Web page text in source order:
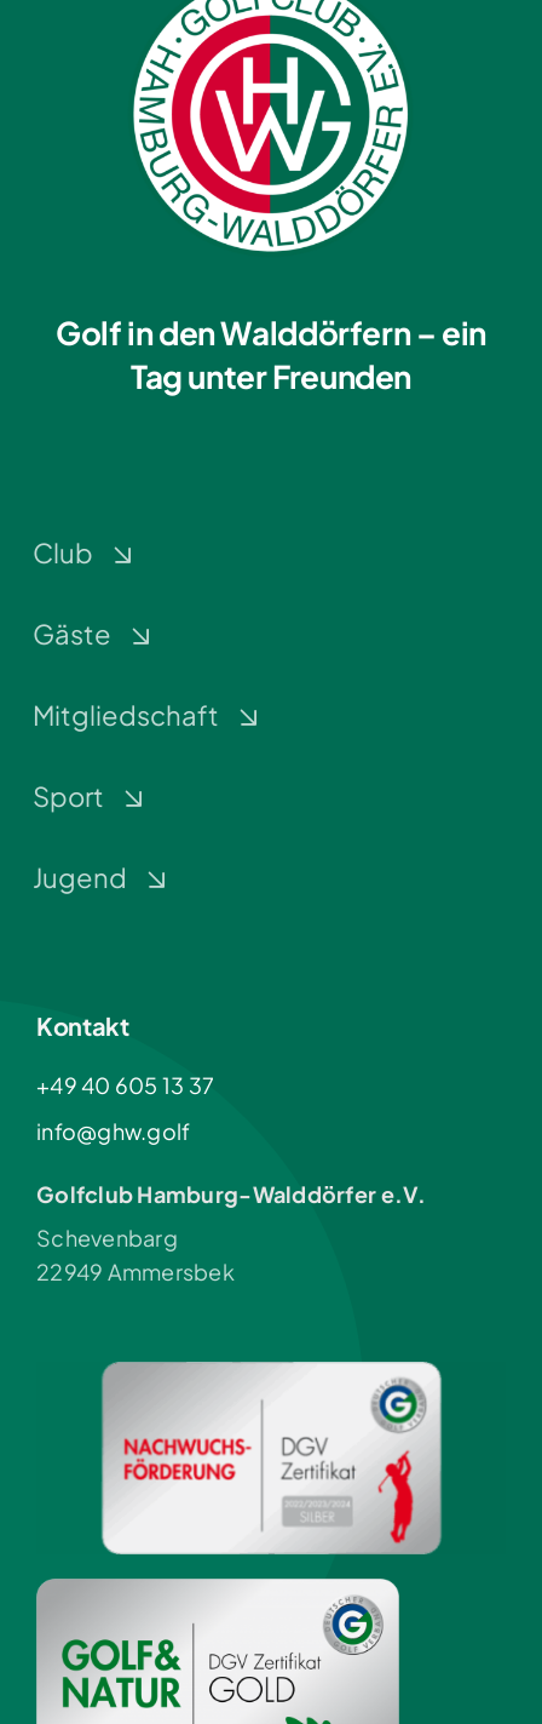
Golf in den Walddörfern – ein
Tag unter Freunden
Club
Gäste
Mitgliedschaft
Sport
Jugend
Kontakt
+49 40 605 13 37
info@ghw.golf
Golfclub Hamburg-Walddörfer e.V.
Schevenbarg
22949 Ammersbek